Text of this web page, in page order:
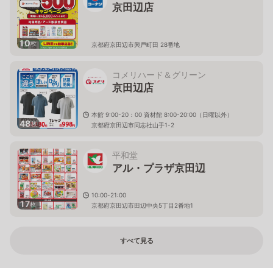
10枚
京田辺店
京都府京田辺市興戸町田 28番地
48枚
コメリハード＆グリーン
京田辺店
本館 9:00-20：00 資材館 8:00-20:00（日曜以外）
京都府京田辺市同志社山手1-2
17枚
平和堂
アル・プラザ京田辺
10:00-21:00
京都府京田辺市田辺中央5丁目2番地1
すべて見る